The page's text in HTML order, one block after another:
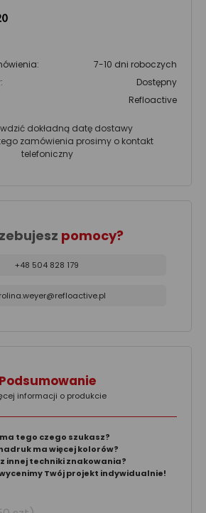
7-10 dni roboczych
Dostępny
Refloactive
dokładną datę dostawy
zamówienia prosimy o kontakt
telefoniczny
pomocy?
+48 504 828 179
Podsumowanie
informacji o produkcie
tego czego szukasz?
ma więcej kolorów?
innej techniki znakowania?
Twój projekt indywidualnie!